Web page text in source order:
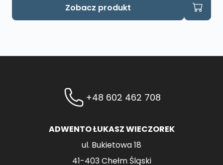
Zobacz produkt
+48 602 462 708
ADWENTO ŁUKASZ WIECZOREK
ul. Bukietowa 18
41-403 Chełm Śląski